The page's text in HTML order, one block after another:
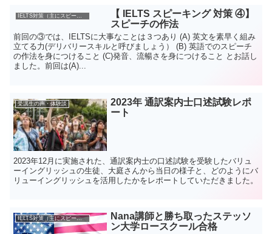
IELTS対策（主にスピーキングについて）
【 IELTS スピーキング 対策 ④】
スピーチの作法
前回の③では、IELTSに大事なことは３つあり (A) 英文を素早く組み
立てる力(デリバリースキルと呼びましょう） (B) 英語でのスピーチ
の作法を身につけること (C)発音、流暢さを身につけること とお話し
ました。前回は(A)...
受講生の声・体験談
2023年 通訳案内士口述試験レポ
ート
2023年12月に実施された、通訳案内士の口述試験を受験したバリュ
ーイングリッシュの生徒、大庭さんから当日の様子と、どのようにバ
リューイングリッシュを活用したかをレポートしていただきました。
IELTS対策（主にスピーキングについて）
Nana講師と勝ち取ったステッソ
ン大学ロースクール合格